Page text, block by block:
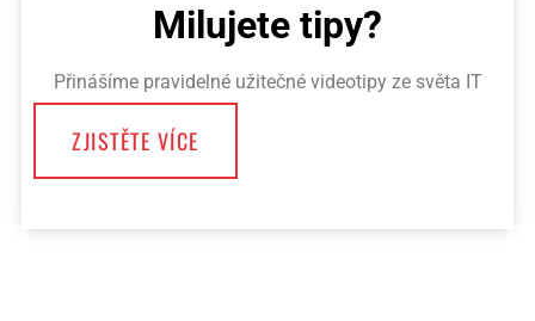
Milujete tipy?
Přinášíme pravidelné užitečné videotipy ze světa IT
ZJISTĚTE VÍCE